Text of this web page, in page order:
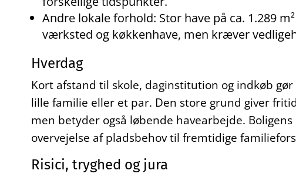
Andre lokale forhold: Stor have på ca. 1.289
værksted og køkkenhave, men kræver
Hverdag
Kort afstand til skole, daginstitution og indkøb
lille familie eller et par. Den store grund giver
men betyder også løbende havearbejde.
overvejelse af pladsbehov til fremtidige
Risici, tryghed og jura